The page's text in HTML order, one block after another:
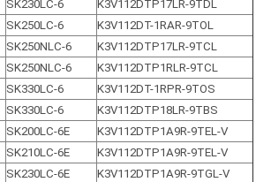
SK230LC-6
K3V112DTP17LR-9TDL
SK250LC-6
K3V112DT-1RAR-9TOL
SK250NLC-6
K3V112DTP17LR-9TCL
SK250NLC-6
K3V112DTP1RLR-9TCL
SK330LC-6
K3V112DT-1RPR-9TOS
SK330LC-6
K3V112DTP18LR-9TBS
SK200LC-6E
K3V112DTP1A9R-9TEL-V
SK210LC-6E
K3V112DTP1A9R-9TEL-V
SK230LC-6E
K3V112DTP1A9R-9TGL-V